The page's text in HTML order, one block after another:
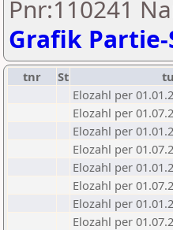
Pnr:110241
Grafik
tnr St
Elozahl per
Elozahl per
Elozahl per
Elozahl per
Elozahl per
Elozahl per
Elozahl per
Elozahl per